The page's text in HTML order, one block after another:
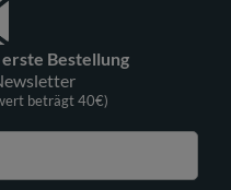
Bestellung
beträgt 40€)